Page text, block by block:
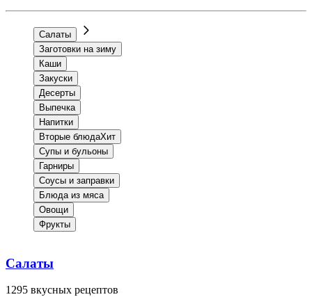
Салаты
Заготовки на зиму
Каши
Закуски
Десерты
Выпечка
Напитки
Вторые блюдаХит
Супы и бульоны
Гарниры
Соусы и заправки
Блюда из мяса
Овощи
Фрукты
Салаты
1295 вкусных рецептов